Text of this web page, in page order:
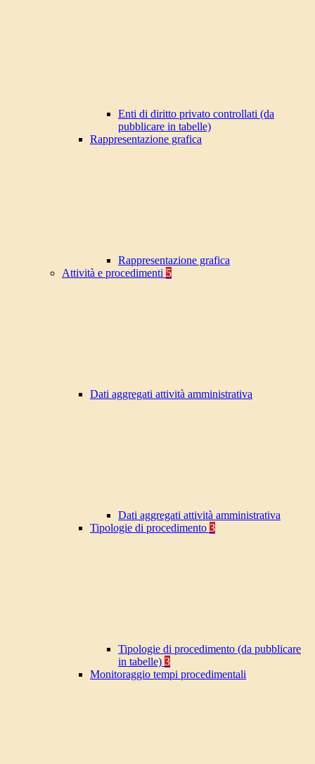
Enti di diritto privato controllati (da
pubblicare in tabelle)
Rappresentazione grafica
Rappresentazione grafica
Attività e procedimenti 5
Dati aggregati attività amministrativa
Dati aggregati attività amministrativa
Tipologie di procedimento 3
Tipologie di procedimento (da pubblicare
in tabelle) 3
Monitoraggio tempi procedimentali